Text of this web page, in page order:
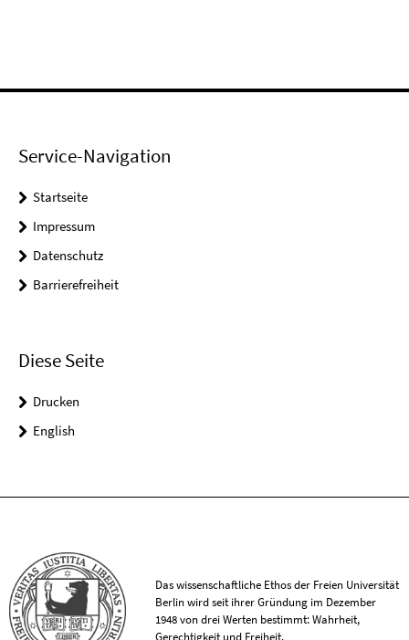
Service-Navigation
Startseite
Impressum
Datenschutz
Barrierefreiheit
Diese Seite
Drucken
English
Das wissenschaftliche Ethos der Freien Universität
Berlin wird seit ihrer Gründung im Dezember
1948 von drei Werten bestimmt: Wahrheit,
Gerechtigkeit und Freiheit.